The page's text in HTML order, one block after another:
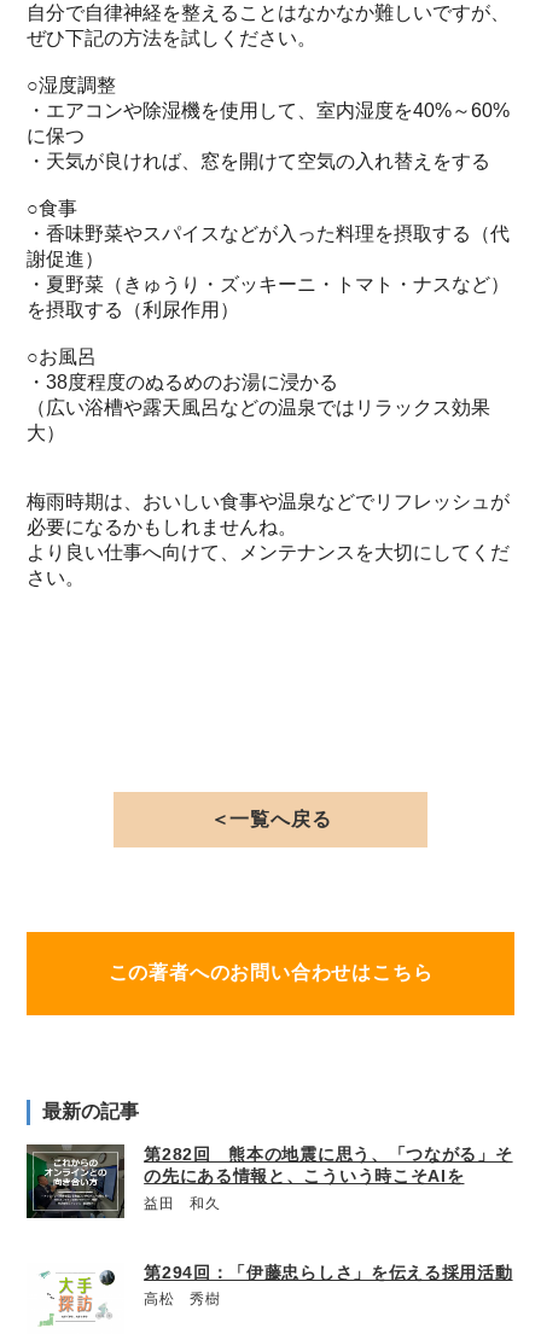
自分で自律神経を整えることはなかなか難しいですが、
ぜひ下記の方法を試しください。
○湿度調整
・エアコンや除湿機を使用して、室内湿度を40%～60%
に保つ
・天気が良ければ、窓を開けて空気の入れ替えをする
○食事
・香味野菜やスパイスなどが入った料理を摂取する（代
謝促進）
・夏野菜（きゅうり・ズッキーニ・トマト・ナスなど）
を摂取する（利尿作用）
○お風呂
・38度程度のぬるめのお湯に浸かる
（広い浴槽や露天風呂などの温泉ではリラックス効果
大）
梅雨時期は、おいしい食事や温泉などでリフレッシュが
必要になるかもしれませんね。
より良い仕事へ向けて、メンテナンスを大切にしてくだ
さい。
＜一覧へ戻る
この著者へのお問い合わせはこちら
最新の記事
第282回 熊本の地震に思う、「つながる」そ
の先にある情報と、こういう時こそAIを
益田 和久
第294回：「伊藤忠らしさ」を伝える採用活動
高松 秀樹